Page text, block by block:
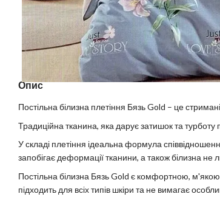
Опис
Постільна білизна плетіння Бязь Gold – це
Традиційна тканина, яка дарує затишок та турботу
У складі плетіння ідеальна формула
запобігає деформації тканини, а також білизна не
Постільна білизна Бязь Gold є комфортною,
підходить для всіх типів шкіри та не вимагає